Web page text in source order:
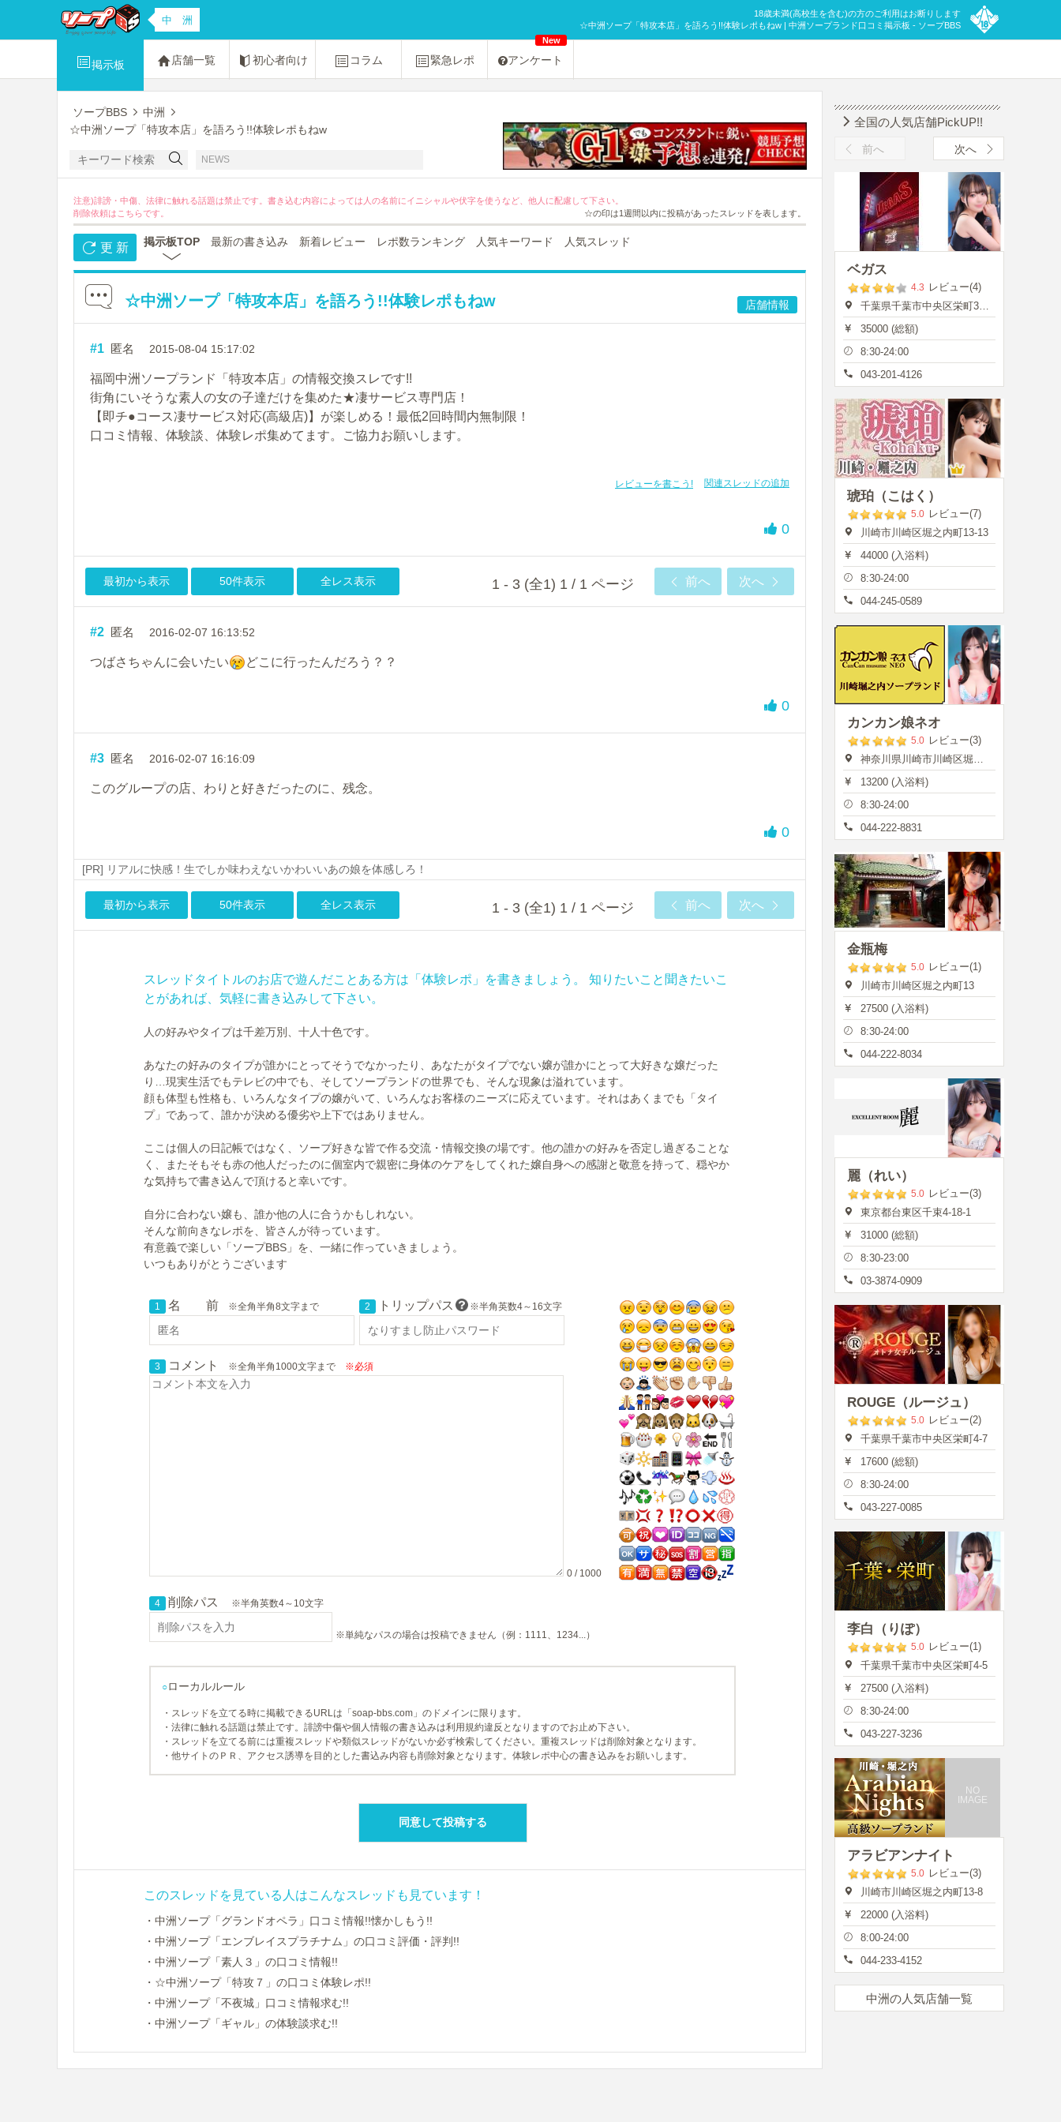
18歳未満(高校生を含む)の方のご利用はお断りします
☆中洲ソープ「特攻本店」を語ろう!!体験レポもねw | 中洲ソープランド口コミ掲示板 - ソープBBS
中 洲
掲示板 店舗一覧 初心者向け コラム 緊急レポ アンケート
New
ソープBBS
中洲
☆中洲ソープ「特攻本店」を語ろう!!体験レポもねw
NEWS [PR]友達紹介キャンペーン２０％OFF！
注意)誹謗・中傷、法律に触れる話題は禁止です。書き込む内容によっては人の名前にイニシャルや伏字を使うなど、他人に配慮して下さい。
削除依頼は こちらです。 ☆の印は1週間以内に投稿があったスレッドを表します。
更 新 掲示板TOP 最新の書き込み 新着レビュー レポ数ランキング 人気キーワード 人気スレッド
☆中洲ソープ「特攻本店」を語ろう!!体験レポもねw 店舗情報
#1 匿名 2015-08-04 15:17:02
福岡中洲ソープランド「特攻本店」の情報交換スレです!!
街角にいそうな素人の女の子達だけを集めた★凄サービス専門店！
【即チ●コース凄サービス対応(高級店)】が楽しめる！最低2回時間内無制限！
口コミ情報、体験談、体験レポ集めてます。ご協力お願いします。
関連スレッドの追加
レビューを書こう!
0
最初から表示 50件表示 全レス表示 1 - 3 (全1) 1 / 1 ページ 前へ 次へ
#2 匿名 2016-02-07 16:13:52
つばさちゃんに会いたい どこに行ったんだろう？？
0
#3 匿名 2016-02-07 16:16:09
このグループの店、わりと好きだったのに、残念。
0
[PR] リアルに快感！生でしか味わえないかわいいあの娘を体感しろ！
最初から表示 50件表示 全レス表示 1 - 3 (全1) 1 / 1 ページ 前へ 次へ
スレッドタイトルのお店で遊んだことある方は「体験レポ」を書きましょう。 知りたいこと聞きたいこ
とがあれば、気軽に書き込みして下さい。
人の好みやタイプは千差万別、十人十色です。
あなたの好みのタイプが誰かにとってそうでなかったり、あなたがタイプでない嬢が誰かにとって大好きな嬢だった
り…現実生活でもテレビの中でも、そしてソープランドの世界でも、そんな現象は溢れています。
顔も体型も性格も、いろんなタイプの嬢がいて、いろんなお客様のニーズに応えています。それはあくまでも「タイ
プ」であって、誰かが決める優劣や上下ではありません。
ここは個人の日記帳ではなく、ソープ好きな皆で作る交流・情報交換の場です。他の誰かの好みを否定し過ぎることな
く、またそもそも赤の他人だったのに個室内で親密に身体のケアをしてくれた嬢自身への感謝と敬意を持って、穏やか
な気持ちで書き込んで頂けると幸いです。
自分に合わない嬢も、誰か他の人に合うかもしれない。
そんな前向きなレポを、皆さんが待っています。
有意義で楽しい「ソープBBS」を、一緒に作っていきましょう。
いつもありがとうございます
1 名 前 ※全角半角8文字まで 2 トリップパス ※半角英数4～16文字
3 コメント ※全角半角1000文字まで ※必須
0 / 1000
4 削除パス ※半角英数4～10文字
※単純なパスの場合は投稿できません（例：1111、1234...）
○ローカルルール
・スレッドを立てる時に掲載できるURLは「soap-bbs.com」のドメインに限ります。
・法律に触れる話題は禁止です。誹謗中傷や個人情報の書き込みは利用規約違反となりますのでお止め下さい。
・スレッドを立てる前には重複スレッドや類似スレッドがないか必ず検索してください。重複スレッドは削除対象となります。
・他サイトのＰＲ、アクセス誘導を目的とした書込み内容も削除対象となります。体験レポ中心の書き込みをお願いします。
このスレッドを見ている人はこんなスレッドも見ています！
・中洲ソープ「グランドオペラ」口コミ情報!!懐かしもう!!
・中洲ソープ「エンブレイスプラチナム」の口コミ評価・評判!!
・中洲ソープ「素人３」の口コミ情報!!
・☆中洲ソープ「特攻７」の口コミ体験レポ!!
・中洲ソープ「不夜城」口コミ情報求む!!
・中洲ソープ「ギャル」の体験談求む!!
全国の人気店舗PickUP!!
前へ 次へ
ベガス
4.3 レビュー(4)
千葉県千葉市中央区栄町35-7
35000 (総額)
8:30-24:00
043-201-4126
琥珀（こはく）
5.0 レビュー(7)
川崎市川崎区堀之内町13-13
44000 (入浴料)
8:30-24:00
044-245-0589
カンカン娘ネオ
5.0 レビュー(3)
神奈川県川崎市川崎区堀之内町13
13200 (入浴料)
8:30-24:00
044-222-8831
金瓶梅
5.0 レビュー(1)
川崎市川崎区堀之内町13
27500 (入浴料)
8:30-24:00
044-222-8034
麗（れい）
5.0 レビュー(3)
東京都台東区千束4-18-1
31000 (総額)
8:30-23:00
03-3874-0909
ROUGE（ルージュ）
5.0 レビュー(2)
千葉県千葉市中央区栄町4-7
17600 (総額)
8:30-24:00
043-227-0085
李白（りぽ）
5.0 レビュー(1)
千葉県千葉市中央区栄町4-5
27500 (入浴料)
8:30-24:00
043-227-3236
NO
IMAGE
アラビアンナイト
5.0 レビュー(3)
川崎市川崎区堀之内町13-8
22000 (入浴料)
8:00-24:00
044-233-4152
中洲の人気店舗一覧